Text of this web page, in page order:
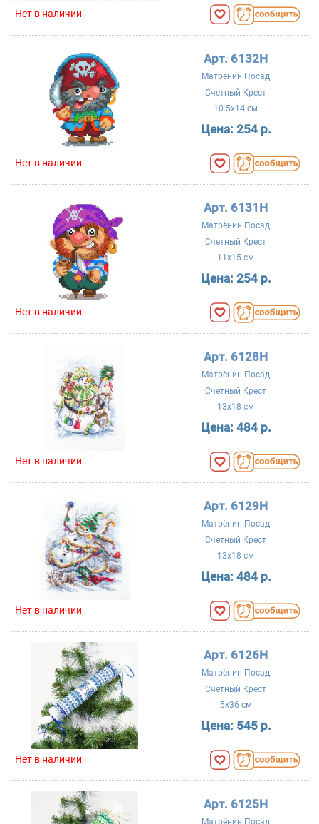
Нет в наличии
Арт. 6132Н
Матрёнин Посад
Счетный Крест
10.5x14 см
Цена: 254 р.
Нет в наличии
Арт. 6131Н
Матрёнин Посад
Счетный Крест
11x15 см
Цена: 254 р.
Нет в наличии
Арт. 6128Н
Матрёнин Посад
Счетный Крест
13x18 см
Цена: 484 р.
Нет в наличии
Арт. 6129Н
Матрёнин Посад
Счетный Крест
13x18 см
Цена: 484 р.
Нет в наличии
Арт. 6126Н
Матрёнин Посад
Счетный Крест
5x36 см
Цена: 545 р.
Нет в наличии
Арт. 6125Н